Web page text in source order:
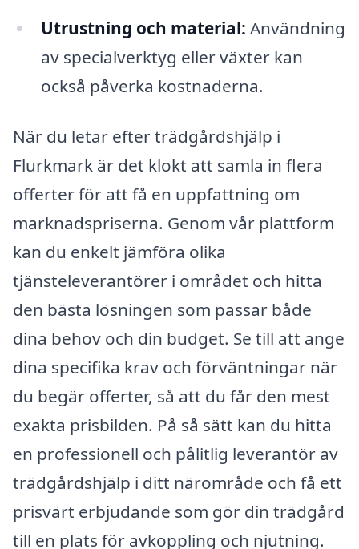
Utrustning och material: Användning
av specialverktyg eller växter kan
också påverka kostnaderna.
När du letar efter trädgårdshjälp i
Flurkmark är det klokt att samla in flera
offerter för att få en uppfattning om
marknadspriserna. Genom vår plattform
kan du enkelt jämföra olika
tjänsteleverantörer i området och hitta
den bästa lösningen som passar både
dina behov och din budget. Se till att ange
dina specifika krav och förväntningar när
du begär offerter, så att du får den mest
exakta prisbilden. På så sätt kan du hitta
en professionell och pålitlig leverantör av
trädgårdshjälp i ditt närområde och få ett
prisvärt erbjudande som gör din trädgård
till en plats för avkoppling och njutning.